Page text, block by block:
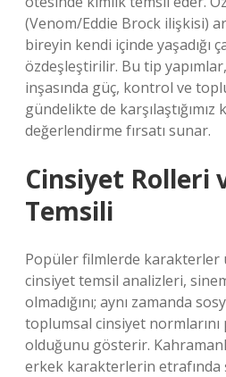
(Venom/Eddie Brock ilişkisi)
bireyin kendi içinde yaşadığı
özdeşleştirilir. Bu tip
inşasında güç, kontrol ve
gündelikte de karşılaştığımız
değerlendirme fırsatı sunar.
Cinsiyet Rolleri
Temsili
Popüler filmlerde
cinsiyet temsil analizleri,
olmadığını; aynı zamanda
toplumsal cinsiyet
olduğunu gösterir.
erkek karakterlerin etrafında